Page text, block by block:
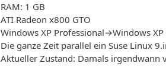
RAM: 1 GB
ATI Radeon x800 GTO
Windows XP Professional→Windows
Die ganze Zeit parallel ein Suse Linux
Aktueller Zustand: Damals irgendwann